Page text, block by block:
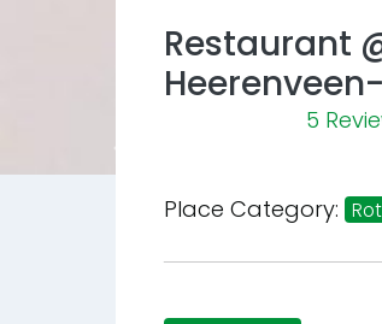
Restaurant
5
Place Category: